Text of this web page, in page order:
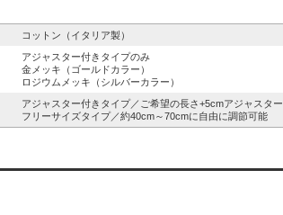
コットン（イタリア製）
アジャスター付きタイプのみ
金メッキ（ゴールドカラー）
ロジウムメッキ（シルバーカラー）
アジャスター付きタイプ／ご希望の長さ+5cmアジャスター
フリーサイズタイプ／約40cm～70cmに自由に調節可能